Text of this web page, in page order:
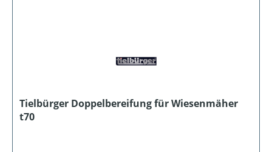
Tielbürger Doppelbereifung für Wiesenmäher
t70